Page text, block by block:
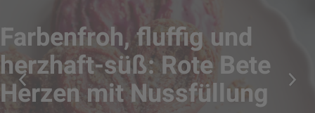
Farbenfroh, fluffig und
herzhaft-süß: Rote Bete
Herzen mit Nussfüllung